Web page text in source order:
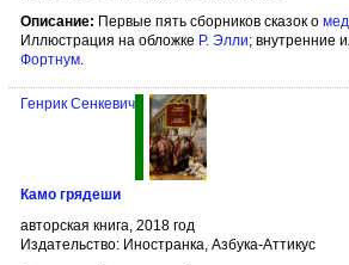
Описание: Первые пять сборников сказок о
Иллюстрация на обложке Р. Элли; внутренние
Фортнум.
Генрик Сенкевич
Камо грядеши
авторская книга, 2018 год
Издательство: Иностранка, Азбука-Аттикус